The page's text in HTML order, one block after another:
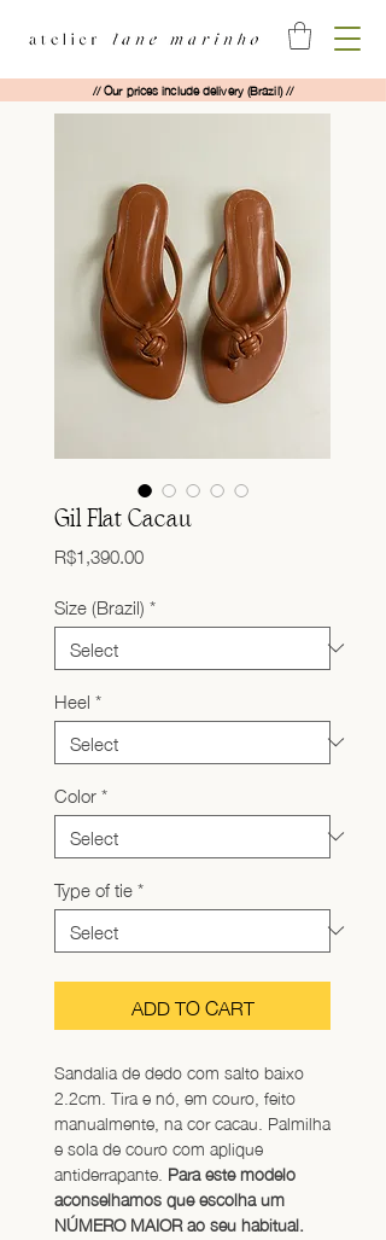
// Our prices include delivery (Brazil) //
Gil Flat Cacau
R$1,390.00Price
Size (Brazil)*
Heel*
Color*
Type of tie*
ADD TO CART
Sandalia de dedo com salto baixo
2.2cm. Tira e nó, em couro, feito
manualmente, na cor cacau. Palmilha
e sola de couro com aplique
antiderrapante. Para este modelo
aconselhamos que escolha um
NÚMERO MAIOR ao seu habitual.